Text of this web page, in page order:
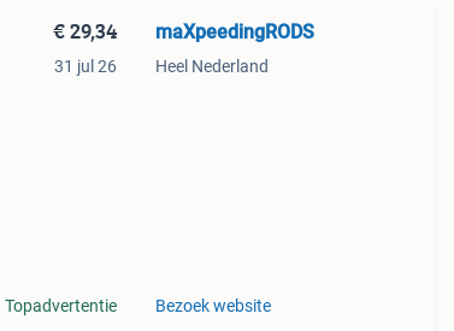
€ 29,34
31 jul 26
Topadvertentie
maXpeedingRODS
Heel Nederland
Bezoek website